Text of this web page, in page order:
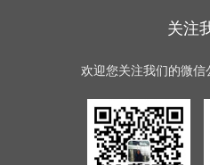
关注
欢迎您关注我们的微信